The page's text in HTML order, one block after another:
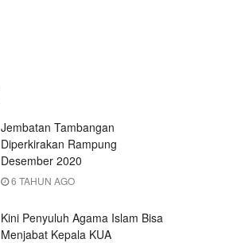
Jembatan Tambangan
Diperkirakan Rampung
Desember 2020
6 TAHUN AGO
Kini Penyuluh Agama Islam Bisa
Menjabat Kepala KUA